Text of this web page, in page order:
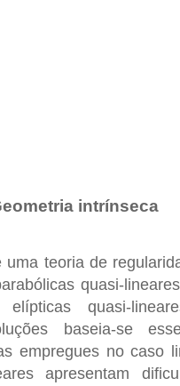
intrínseca
uma teoria de
quasi-
quasi-
baseia-se
empregues no caso
apresentam